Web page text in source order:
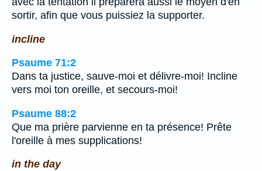
sortir, afin que vous puissiez la supporter.
incline
Psaume 71:2
Dans ta justice, sauve-moi et délivre-moi! Incline
vers moi ton oreille, et secours-moi!
Psaume 88:2
Que ma prière parvienne en ta présence! Prête
l'oreille à mes supplications!
in the day